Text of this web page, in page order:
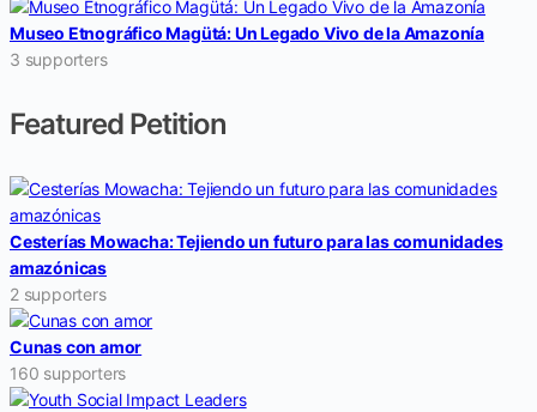
Museo Etnográfico Magütá: Un Legado Vivo de la Amazonía
3 supporters
Featured Petition
Cesterías Mowacha: Tejiendo un futuro para las comunidades
amazónicas
2 supporters
Cunas con amor
160 supporters